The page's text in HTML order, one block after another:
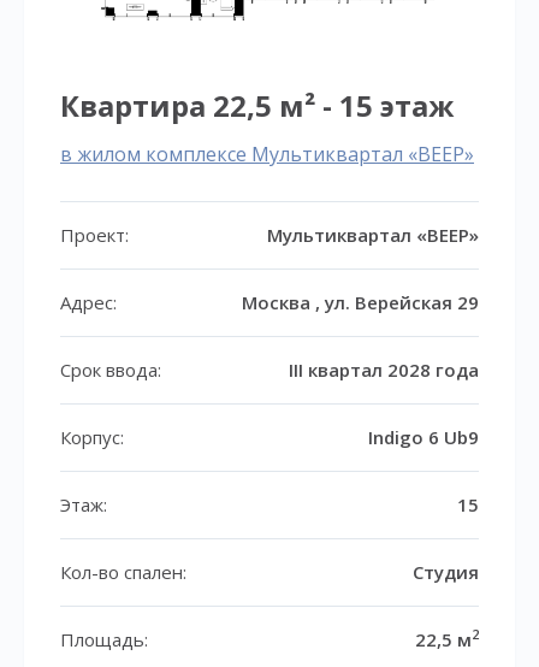
Квартира 22,5 м² - 15 этаж
в жилом комплексе Мультиквартал «ВЕЕР»
Проект: Мультиквартал «ВЕЕР»
Адрес: Москва , ул. Верейская 29
Срок ввода: III квартал 2028 года
Корпус: Indigo 6 Ub9
Этаж: 15
Кол-во спален: Студия
Площадь: 22,5 м2